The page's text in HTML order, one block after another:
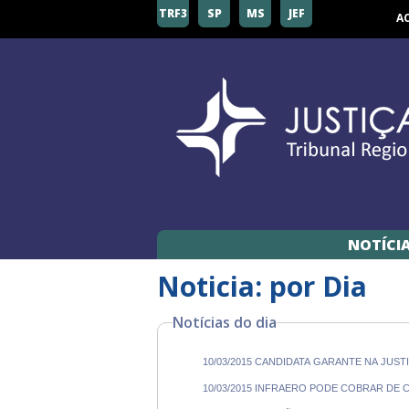
TRF3 SP MS JEF
Noticia: por Dia
Notícias do dia
10/03/2015 CANDIDATA GARANTE NA
10/03/2015 INFRAERO PODE COBRAR DE